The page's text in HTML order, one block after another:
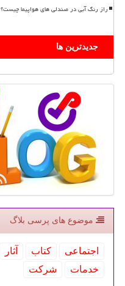
راز رنگ آبی در صندلی های هواپیما چیست؟
جدیدترین ها
موضوع های پرسی بلاگ
اجتماعی كتاب آثار
خدمات
شركت